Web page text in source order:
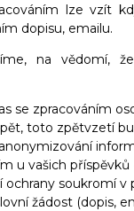
lze vzít
dopisu, emailu.
na vědomí,
se zpracováním
toto zpětvzetí
u vašich příspěvků
ochrany soukromí v
žádost (dopis,